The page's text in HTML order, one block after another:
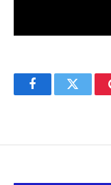
FacebookTwitter